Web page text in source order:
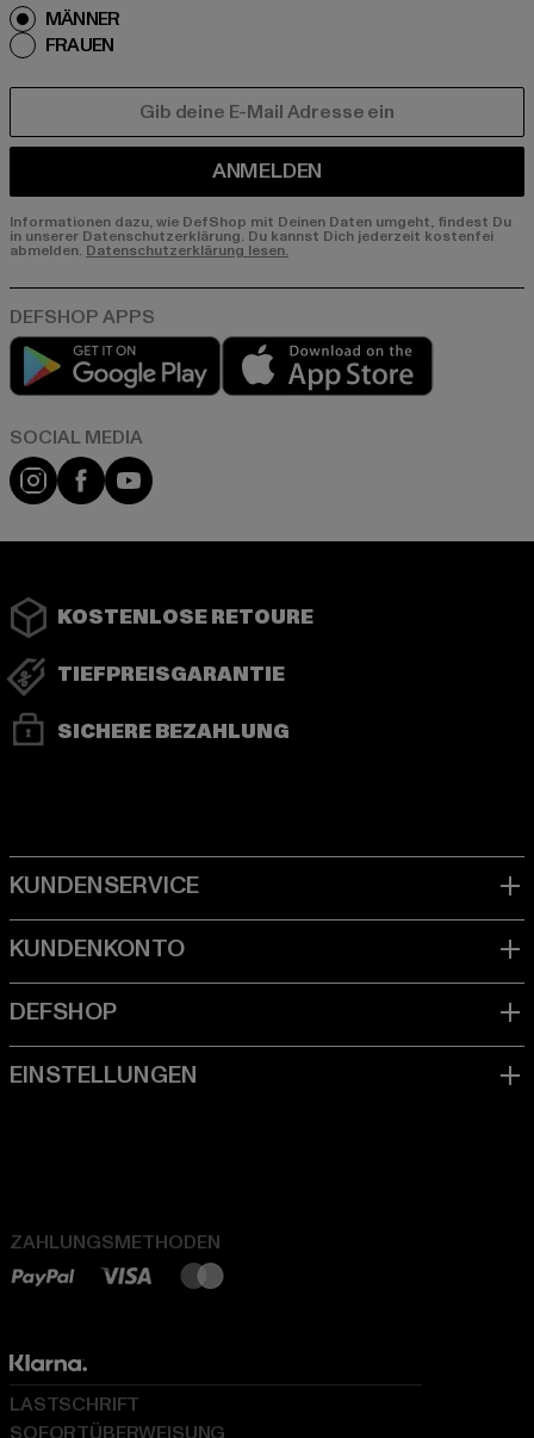
MÄNNER
FRAUEN
ANMELDEN
Informationen dazu, wie DefShop mit Deinen Daten umgeht, findest Du
in unserer Datenschutzerklärung. Du kannst Dich jederzeit kostenfei
abmelden. Datenschutzerklärung lesen.
Play market
Instagram
FacebookYouTube
KOSTENLOSE RETOURE
TIEFPREISGARANTIE
SICHERE BEZAHLUNG
ZAHLUNGSMETHODEN
LASTSCHRIFT